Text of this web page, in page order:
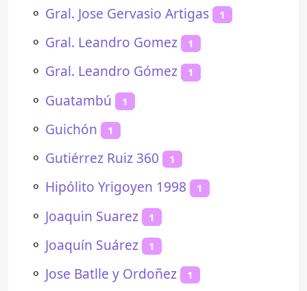
⚬ Gral. Jose Gervasio Artigas 1
⚬ Gral. Leandro Gomez 1
⚬ Gral. Leandro Gómez 1
⚬ Guatambú 1
⚬ Guichón 1
⚬ Gutiérrez Ruiz 360 1
⚬ Hipólito Yrigoyen 1998 1
⚬ Joaquin Suarez 1
⚬ Joaquín Suárez 1
⚬ Jose Batlle y Ordoñez 1